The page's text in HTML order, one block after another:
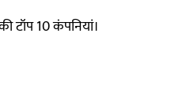
टॉप 10 कंपनियां।